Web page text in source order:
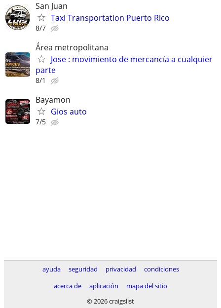
San Juan
Taxi Transportation Puerto Rico
8/7
Área metropolitana
Jose : movimiento de mercancía a cualquier
parte
8/1
Bayamon
Gios auto
7/5
ayuda seguridad privacidad
condiciones
acerca de
aplicación
mapa del sitio
© 2026 craigslist